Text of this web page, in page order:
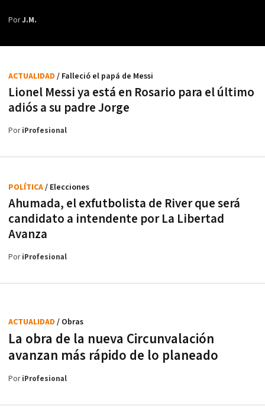
PorJ.M.
Lionel Messi ya está en Rosario para el último
adiós a su padre Jorge
ACTUALIDAD / Falleció el papá de Messi
PoriProfesional
Ahumada, el exfutbolista de River que será
candidato a intendente por La Libertad
Avanza
POLÍTICA/ Elecciones
PoriProfesional
La obra de la nueva Circunvalación
avanzan más rápido de lo planeado
ACTUALIDAD / Obras
PoriProfesional